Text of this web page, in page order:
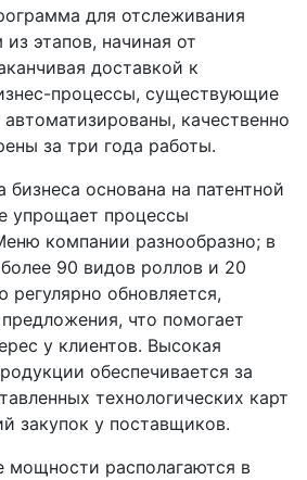
для отслеживания
этапов, начиная от
доставкой к
процессы, существующие
качественно
за три года работы.
бизнеса основана на патентной
упрощает процессы
компании разнообразно; в
90 видов роллов и 20
обновляется,
что помогает
у клиентов. Высокая
обеспечивается за
технологических карт
закупок у поставщиков.
мощности располагаются в